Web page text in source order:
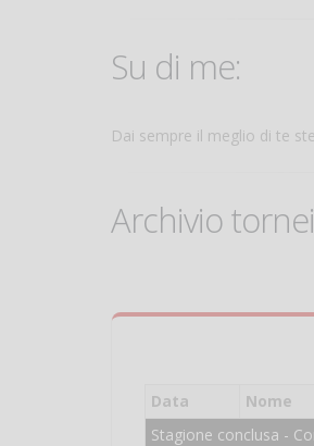
Su di me:
Dai sempre il meglio di te
Archivio
Data Nome
Stagione conclusa -